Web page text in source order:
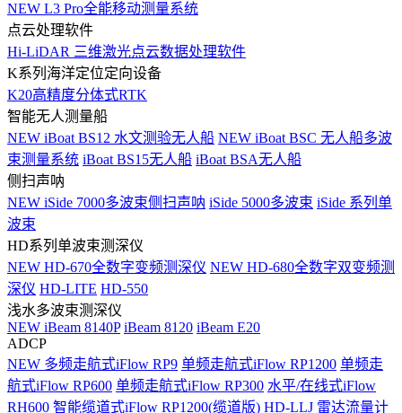
NEW L3 Pro全能移动测量系统
点云处理软件
Hi-LiDAR 三维激光点云数据处理软件
K系列海洋定位定向设备
K20高精度分体式RTK
智能无人测量船
NEW iBoat BS12 水文测验无人船 NEW iBoat BSC 无人船多波
束测量系统 iBoat BS15无人船 iBoat BSA无人船
侧扫声呐
NEW iSide 7000多波束侧扫声呐 iSide 5000多波束 iSide 系列单
波束
HD系列单波束测深仪
NEW HD-670全数字变频测深仪 NEW HD-680全数字双变频测
深仪 HD-LITE HD-550
浅水多波束测深仪
NEW iBeam 8140P iBeam 8120 iBeam E20
ADCP
NEW 多频走航式iFlow RP9 单频走航式iFlow RP1200 单频走
航式iFlow RP600 单频走航式iFlow RP300 水平/在线式iFlow
RH600 智能缆道式iFlow RP1200(缆道版) HD-LLJ 雷达流量计